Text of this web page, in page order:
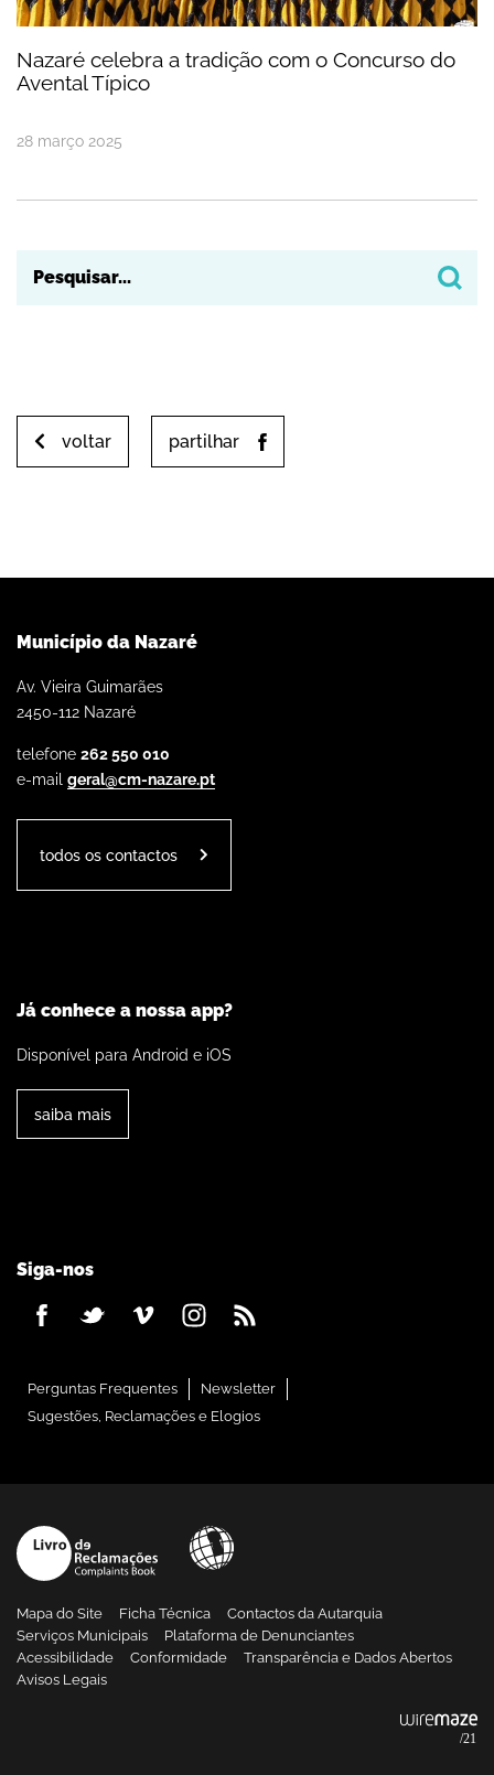
Nazaré celebra a tradição com o Concurso do
Avental Típico
28 março 2025
voltar partilhar
Município da Nazaré
Av. Vieira Guimarães
2450-112 Nazaré
telefone 262 550 010
e-mail geral@cm-nazare.pt
todos os contactos
Já conhece a nossa app?
Disponível para Android e iOS
saiba mais
Siga-nos
Perguntas Frequentes
Newsletter
Sugestões, Reclamações e Elogios
Mapa do Site Ficha Técnica
Contactos da Autarquia
Serviços Municipais
Plataforma de Denunciantes
Acessibilidade
Conformidade
Transparência e Dados Abertos
Avisos Legais